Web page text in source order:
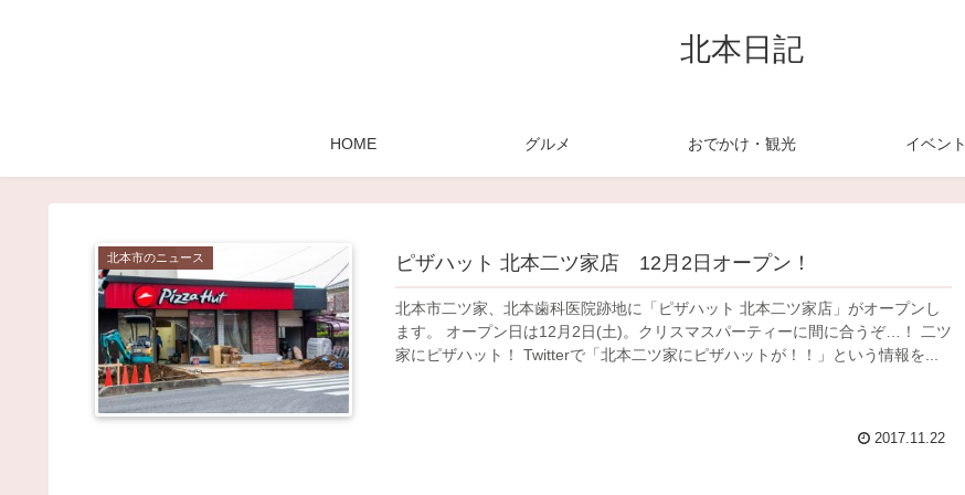
北本日記
HOME グルメ おでかけ・観光 イベント
北本市のニュース ピザハット 北本二ツ家店 12月2日オープン！
北本市二ツ家、北本歯科医院跡地に「ピザハット 北本二ツ家店」がオープンし
ます。 オープン日は12月2日(土)。クリスマスパーティーに間に合うぞ…！ 二ツ
家にピザハット！ Twitterで「北本二ツ家にピザハットが！！」という情報を...
2017.11.22